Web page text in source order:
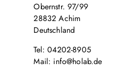
Obernstr. 97/99
28832 Achim
Deutschland
Tel: 04202-8905
Mail: info@holab.de